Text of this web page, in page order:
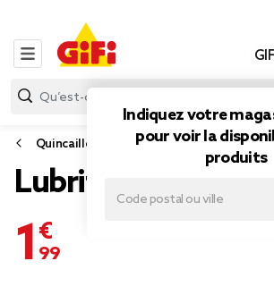
Indiquez votre
pour voir la
produits
Quincaillerie
Lubrifiant dunlop
1,99 €